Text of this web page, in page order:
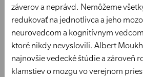
záverov a neprávd. Nemôžeme
redukovať na jednotlivca a jeho
neurovedcom a kognitívnym
ktoré nikdy nevyslovili. Albert
najnovšie vedecké štúdie a zároveň
klamstiev o mozgu vo verejnom